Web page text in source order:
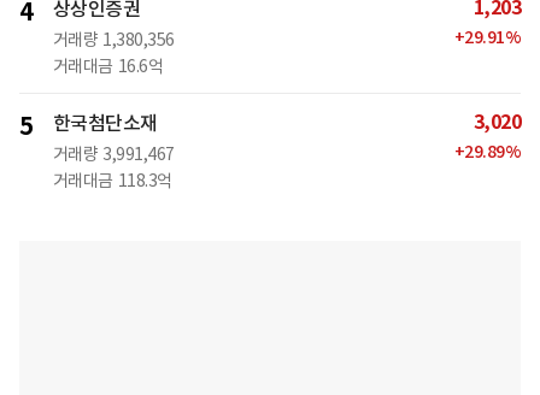
4 상상인증권
거래량 1,380,356
거래대금 16.6억
1,203
+29.91%
5 한국첨단소재
거래량 3,991,467
거래대금 118.3억
3,020
+29.89%